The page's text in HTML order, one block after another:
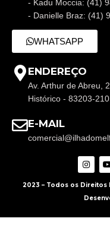
- Kadu Moccia: (41)
- Danielle Braz: (41)
WHATSAPP
ENDEREÇO
Av. Arthur de Abreu,
Histórico - 83203-
E-MAIL
2023 – Todos os Direitos